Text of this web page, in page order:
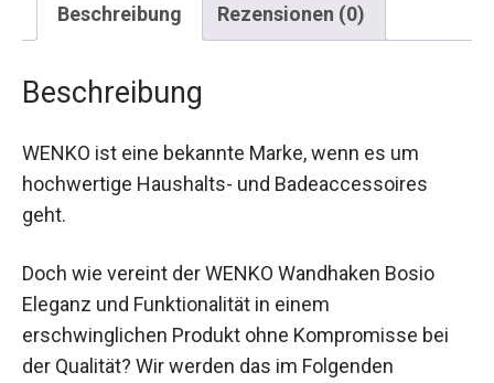
Beschreibung Rezensionen (0)
Beschreibung
WENKO ist eine bekannte Marke, wenn es um
hochwertige Haushalts- und Badeaccessoires
geht.
Doch wie vereint der WENKO Wandhaken Bosio
Eleganz und Funktionalität in einem
erschwinglichen Produkt ohne Kompromisse bei
der Qualität? Wir werden das im Folgenden